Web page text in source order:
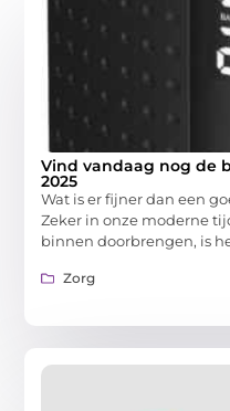
Vind vandaag nog de
2025
Wat is er fijner dan een
Zeker in onze moderne
binnen doorbrengen, is
Zorg